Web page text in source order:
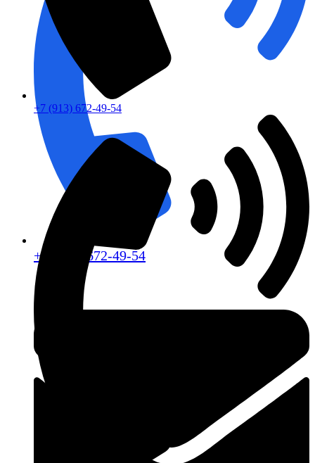
+7 (913) 672-49-54
+7 (913) 672-49-54